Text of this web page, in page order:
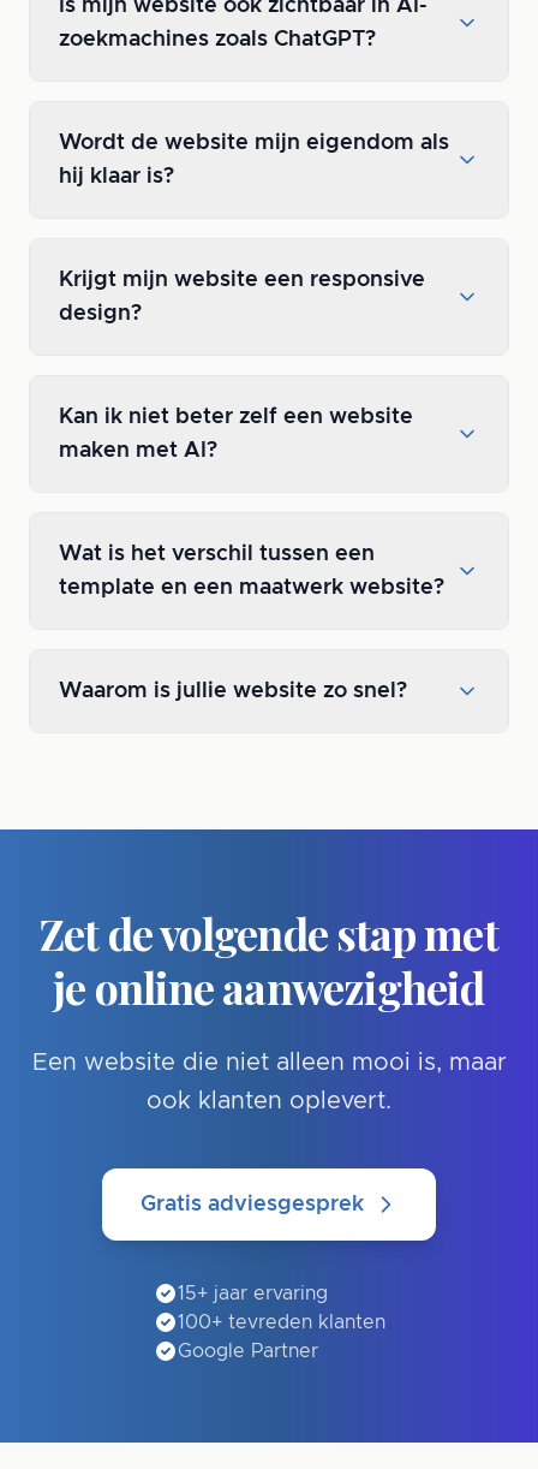
Is mijn website ook zichtbaar in AI-
zoekmachines zoals ChatGPT?
Wordt de website mijn eigendom als
hij klaar is?
Krijgt mijn website een responsive
design?
Kan ik niet beter zelf een website
maken met AI?
Wat is het verschil tussen een
template en een maatwerk website?
Waarom is jullie website zo snel?
Zet de volgende stap met
je online aanwezigheid
Een website die niet alleen mooi is, maar
ook klanten oplevert.
Gratis adviesgesprek
15+ jaar ervaring
100+ tevreden klanten
Google Partner